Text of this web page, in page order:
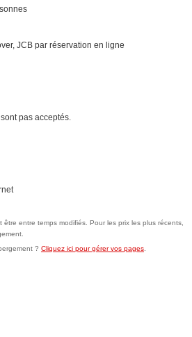
JCB par réservation en ligne
pas acceptés.
entre temps modifiés. Pour les prix les plus récents,
? Cliquez ici pour gérer vos pages